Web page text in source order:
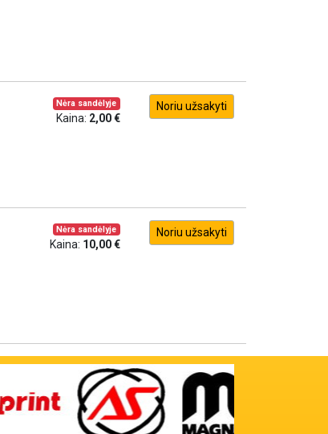
Nėra sandėlyje
Kaina: 2,00 €
Noriu užsakyti
Nėra sandėlyje
Kaina: 10,00 €
Noriu užsakyti